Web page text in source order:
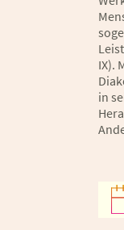
IX).
in